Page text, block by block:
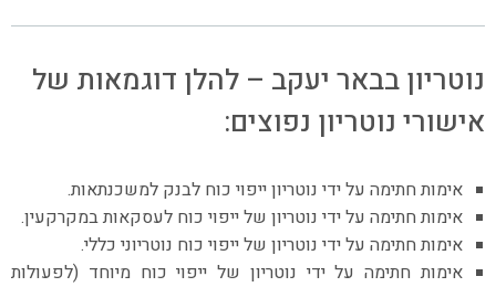
נוטריון בבאר יעקב – להלן דוגמאות של
אישורי נוטריון נפוצים:
אימות חתימה על ידי נוטריון ייפוי כוח לבנק למשכנתאות.
אימות חתימה על ידי נוטריון של ייפוי כוח לעסקאות במקרקעין.
אימות חתימה על ידי נוטריון של ייפוי כוח נוטריוני כללי.
אימות חתימה על ידי נוטריון של ייפוי כוח מיוחד (לפעולות